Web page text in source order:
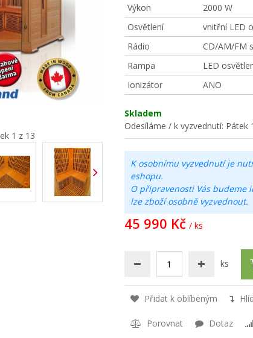
1 z 13
Výkon
2000 W
Osvětlení
vnitřní LED
Rádio
CD/AM/FM
Rampa
LED
Ionizátor
ANO
Skladem
Odesíláme / k vyzvednutí: Pátek
K osobnímu vyzvednutí je
eshopu.
O připravenosti Vás budeme
lze zboží osobně vyzvednout.
45 990 Kč / ks
ks
Přidat k oblíbeným
Porovnat Dotaz